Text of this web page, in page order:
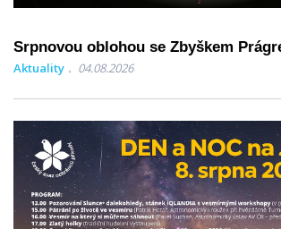
Srpnovou oblohou se Zbyškem
Aktuality 04.08.2026